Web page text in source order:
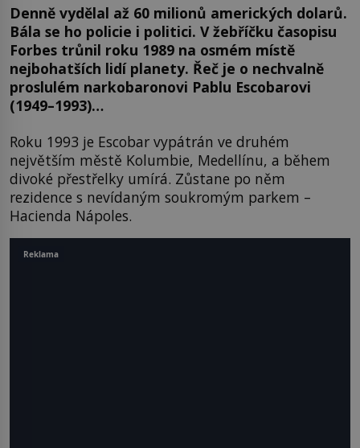
Denně vydělal až 60 milionů amerických dolarů.
Bála se ho policie i politici. V žebříčku časopisu
Forbes trůnil roku 1989 na osmém místě
nejbohatších lidí planety. Řeč je o nechvalně
proslulém narkobaronovi Pablu Escobarovi
(1949–1993)…
Roku 1993 je Escobar vypátrán ve druhém
největším městě Kolumbie, Medellínu, a během
divoké přestřelky umírá. Zůstane po něm
rezidence s nevídaným soukromým parkem –
Hacienda Nápoles.
Reklama